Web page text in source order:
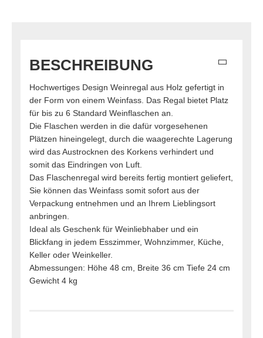
BESCHREIBUNG
Hochwertiges Design Weinregal aus Holz gefertigt in
der Form von einem Weinfass. Das Regal bietet Platz
für bis zu 6 Standard Weinflaschen an.
Die Flaschen werden in die dafür vorgesehenen
Plätzen hineingelegt, durch die waagerechte Lagerung
wird das Austrocknen des Korkens verhindert und
somit das Eindringen von Luft.
Das Flaschenregal wird bereits fertig montiert geliefert,
Sie können das Weinfass somit sofort aus der
Verpackung entnehmen und an Ihrem Lieblingsort
anbringen.
Ideal als Geschenk für Weinliebhaber und ein
Blickfang in jedem Esszimmer, Wohnzimmer, Küche,
Keller oder Weinkeller.
Abmessungen: Höhe 48 cm, Breite 36 cm Tiefe 24 cm
Gewicht 4 kg